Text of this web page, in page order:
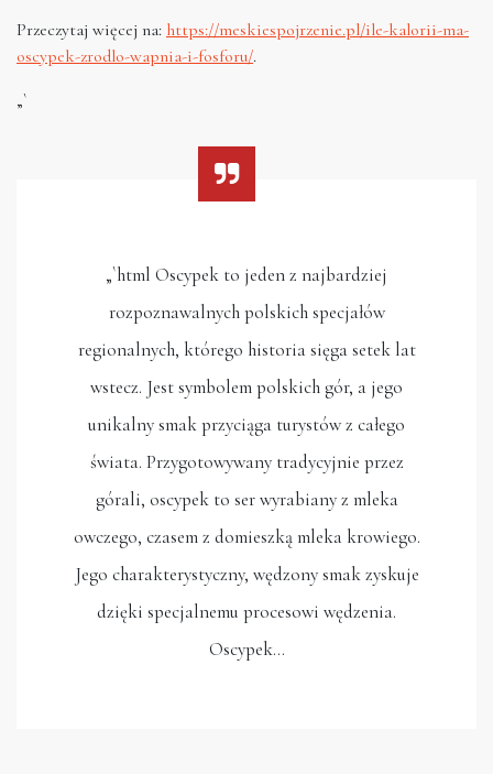
Przeczytaj więcej na: https://meskiespojrzenie.pl/ile-kalorii-ma-
oscypek-zrodlo-wapnia-i-fosforu/.
„`
„`html Oscypek to jeden z najbardziej
rozpoznawalnych polskich specjałów
regionalnych, którego historia sięga setek lat
wstecz. Jest symbolem polskich gór, a jego
unikalny smak przyciąga turystów z całego
świata. Przygotowywany tradycyjnie przez
górali, oscypek to ser wyrabiany z mleka
owczego, czasem z domieszką mleka krowiego.
Jego charakterystyczny, wędzony smak zyskuje
dzięki specjalnemu procesowi wędzenia.
Oscypek…